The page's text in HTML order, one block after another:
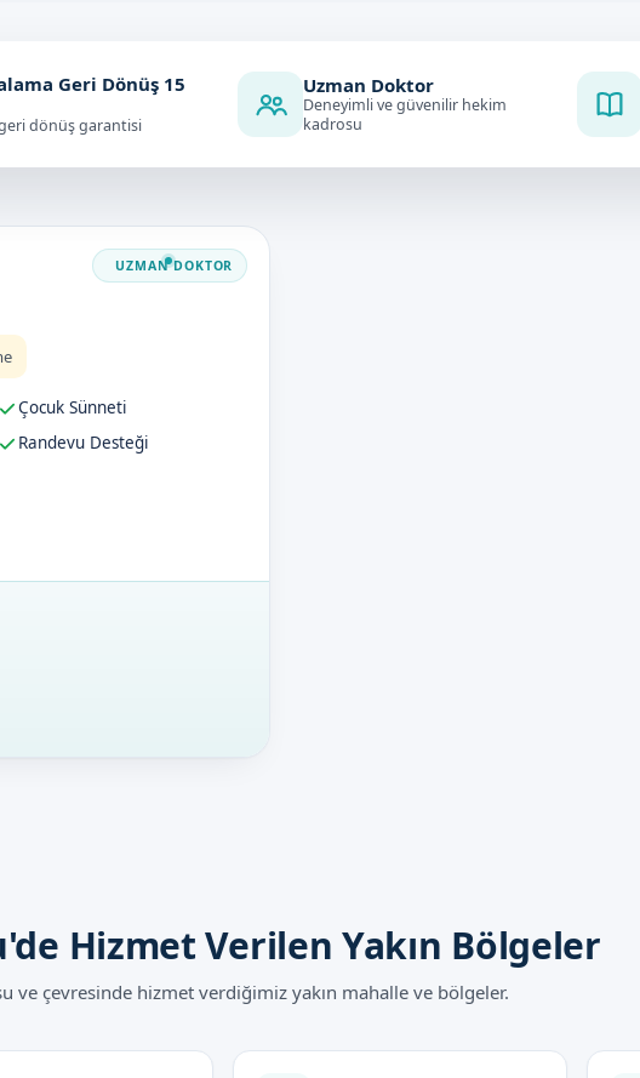
Geri Dönüş 15
geri dönüş garantisi
Uzman Doktor
Deneyimli ve güvenilir hekim
kadrosu
Çocuk Sünneti
Randevu Desteği
Hizmet Verilen Yakın Bölgeler
ve çevresinde hizmet verdiğimiz yakın mahalle ve bölgeler.